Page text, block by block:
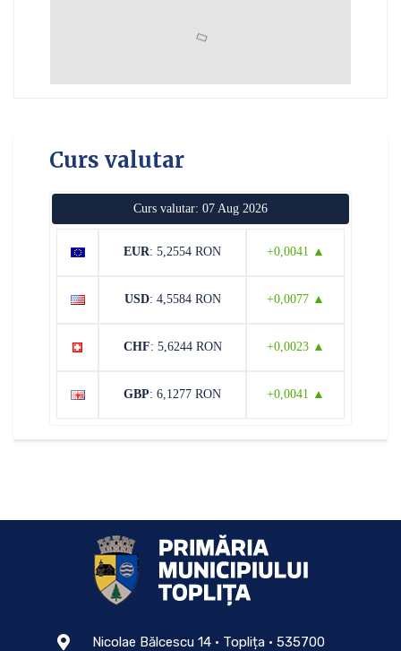
Curs valutar
Curs valutar: 07 Aug 2026
EUR: 5,2554 RON +0,0041 ▲
USD: 4,5584 RON +0,0077 ▲
CHF: 5,6244 RON +0,0023 ▲
GBP: 6,1277 RON +0,0041 ▲
Nicolae Bălcescu 14 • Toplița • 535700